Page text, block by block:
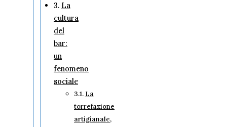
La
cultura
del
bar:
un
fenomeno
sociale
La
torrefazione
artigianale,